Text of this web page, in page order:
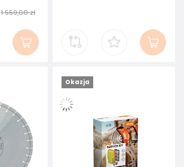
1 559,00 zł
Okazja